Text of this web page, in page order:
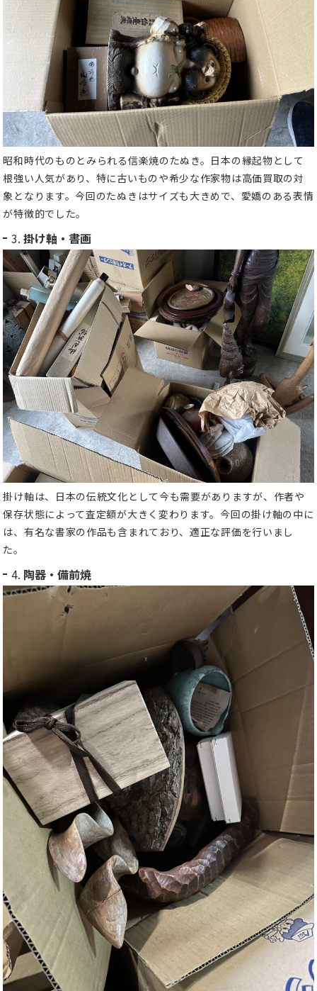
昭和時代のものとみられる信楽焼のたぬき。日本の縁起物として
根強い人気があり、特に古いものや希少な作家物は高価買取の対
象となります。今回のたぬきはサイズも大きめで、愛嬌のある表情
が特徴的でした。
3. 掛け軸・書画
掛け軸は、日本の伝統文化として今も需要がありますが、作者や
保存状態によって査定額が大きく変わります。今回の掛け軸の中に
は、有名な書家の作品も含まれており、適正な評価を行いまし
た。
4. 陶器・備前焼